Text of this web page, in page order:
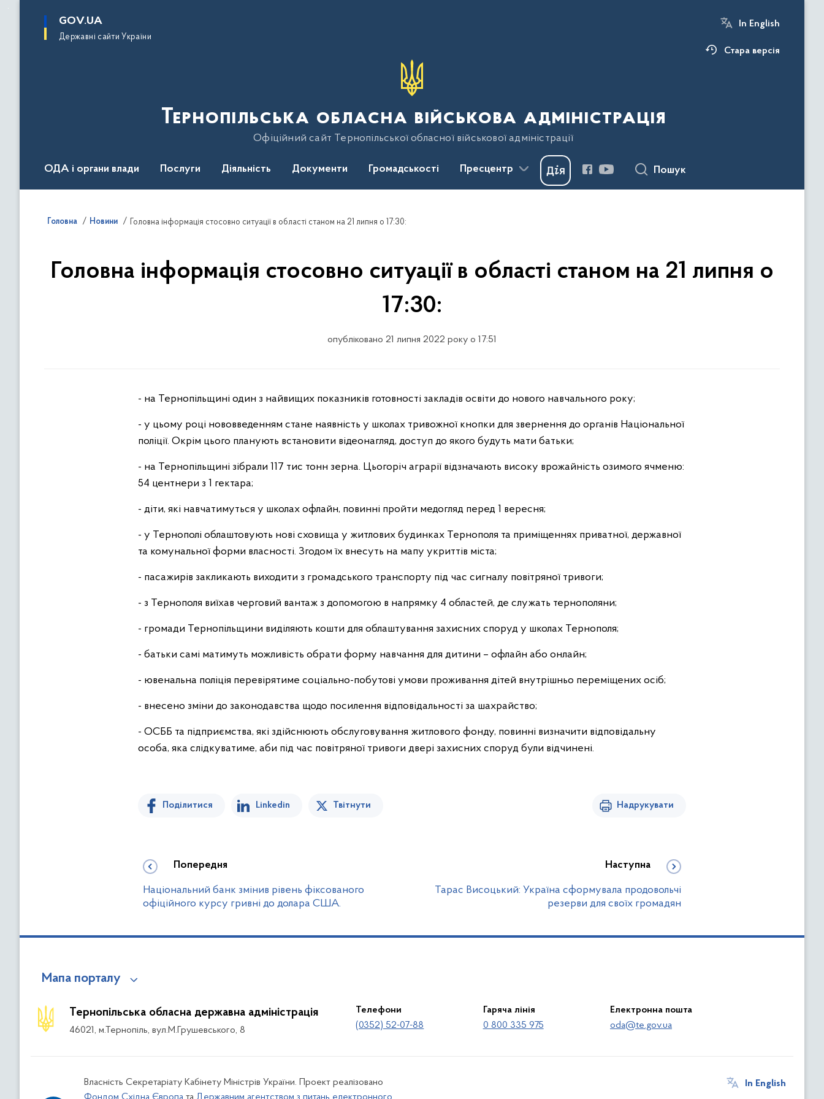
основного
GOV.UA
Державні сайти України
In English
Стара версія
Тернопільська обласна військова адміністрація
Офіційний сайт Тернопільської обласної військової адміністрації
ОДА і органи влади Послуги Діяльність Документи Громадськості Пресцентр Пошук
Головна Новини Головна інформація стосовно ситуації в області станом на 21 липня о 17:30:
Головна інформація стосовно ситуації в області станом на 21 липня о
17:30:
опубліковано 21 липня 2022 року о 17:51
- на Тернопільщині один з найвищих показників готовності закладів освіти до нового навчального року;
- у цьому році нововведенням стане наявність у школах тривожної кнопки для звернення до органів Національної
поліції. Окрім цього планують встановити відеонагляд, доступ до якого будуть мати батьки;
- на Тернопільщині зібрали 117 тис тонн зерна. Цьогоріч аграрії відзначають високу врожайність озимого ячменю:
54 центнери з 1 гектара;
- діти, які навчатимуться у школах офлайн, повинні пройти медогляд перед 1 вересня;
- у Тернополі облаштовують нові сховища у житлових будинках Тернополя та приміщеннях приватної, державної
та комунальної форми власності. Згодом їх внесуть на мапу укриттів міста;
- пасажирів закликають виходити з громадського транспорту під час сигналу повітряної тривоги;
- з Тернополя виїхав черговий вантаж з допомогою в напрямку 4 областей, де служать тернополяни;
- громади Тернопільщини виділяють кошти для облаштування захисних споруд у школах Тернополя;
- батьки самі матимуть можливість обрати форму навчання для дитини – офлайн або онлайн;
- ювенальна поліція перевірятиме соціально-побутові умови проживання дітей внутрішньо переміщених осіб;
- внесено зміни до законодавства щодо посилення відповідальності за шахрайство;
- ОСББ та підприємства, які здійснюють обслуговування житлового фонду, повинні визначити відповідальну
особа, яка слідкуватиме, аби під час повітряної тривоги двері захисних споруд були відчинені.
Поділитися Linkedin Твітнути Надрукувати
Попередня
Національний банк змінив рівень фіксованого
офіційного курсу гривні до долара США.
Наступна
Тарас Висоцький: Україна сформувала продовольчі
резерви для своїх громадян
Мапа порталу
Тернопільська обласна державна адміністрація
46021, м.Тернопіль, вул.М.Грушевського, 8
Телефони
(0352) 52-07-88
Гаряча лінія
0 800 335 975
Електронна пошта
oda@te.gov.ua
Власність Секретаріату Кабінету Міністрів України. Проект реалізовано
In English